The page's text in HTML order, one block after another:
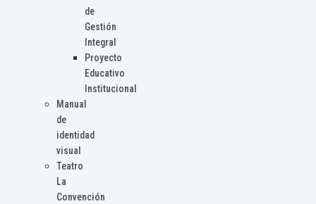
de
Gestión
Integral
Proyecto
Educativo
Institucional
Manual
de
identidad
visual
Teatro
La
Convención